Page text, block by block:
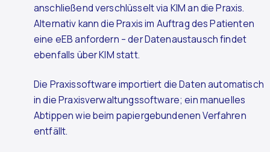
anschließend verschlüsselt via KIM an die Praxis.
Alternativ kann die Praxis im Auftrag des Patienten
eine eEB anfordern – der Datenaustausch findet
ebenfalls über KIM statt.
Die Praxissoftware importiert die Daten automatisch
in die Praxisverwaltungssoftware; ein manuelles
Abtippen wie beim papiergebundenen Verfahren
entfällt.